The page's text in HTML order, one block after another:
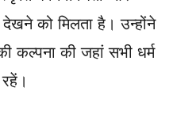
को मिलता है। उन्होंने
कल्पना की जहां सभी धर्म